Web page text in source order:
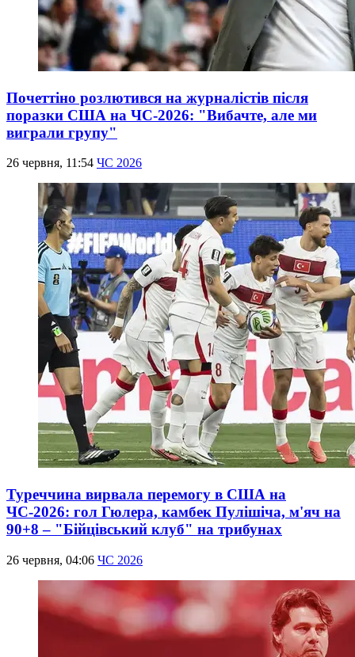
Почеттіно розлютився на журналістів після
поразки США на ЧС-2026: "Вибачте, але ми
виграли групу"
26 червня, 11:54 ЧС 2026
Туреччина вирвала перемогу в США на
ЧС-2026: гол Гюлера, камбек Пулішіча, м'яч на
90+8 – "Бійцівський клуб" на трибунах
26 червня, 04:06 ЧС 2026